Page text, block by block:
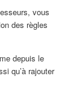
vous
des règles
depuis le
qu’à rajouter